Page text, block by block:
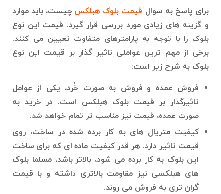
برای پاسخ به سوال قیمت بلوک هبلکس چیست، باید موارد
و گزینه های زیادی مورد بررسی قرار گیرد. قیمت این نوع
بلوک را با توجه به پارامترهای متفاوت تعیین می کنند.
برخی از مهم ترین عواملی تاثیر گذار بر قیمت این نوع
بلوک به شرح زیر است:
فروش عمده و فروش به صورت خُرد، یکی از عوامل
تاثیرگذار بر قیمت بلوک هبلکس است. در خرید به
صورت عمده، قیمت نیز مناسب تر تمام خواهد شد.
کیفیت متریال های به کار برده شده در ساخت، روی
قیمت تاثیر دارد. هر قدر کیفیت ماده ای که برای ساخت
این بلوک به کار برده می شود، بالاتر باشد، مسلما بلوک
های هبلکسی نیز مقاومت بالاتری داشته و با قیمت
گران تری به فروش می روند.